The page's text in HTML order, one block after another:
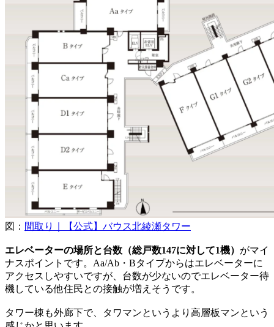
図： 間取り｜【公式】バウス北綾瀬タワー
エレベーターの場所と台数（総戸数147に対して1機） がマイ
ナスポイントです。Aa/Ab・Bタイプからはエレベーターに
アクセスしやすいですが、台数が少ないのでエレベーター待
機している他住民との接触が増えそうです。
タワー棟も外廊下で、タワマンというより高層板マンという